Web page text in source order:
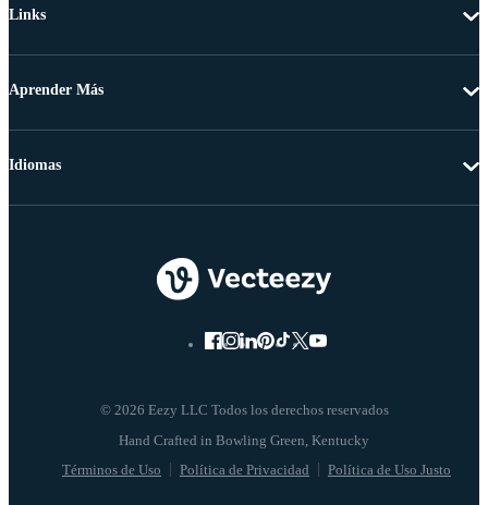
Links
Aprender Más
© 2026 Eezy LLC Todos los derechos reservados
Términos de Uso Política de Privacidad Política de Uso Justo
Idiomas